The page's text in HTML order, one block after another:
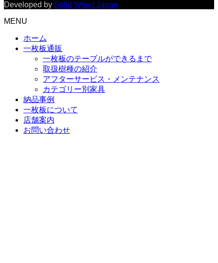
Developed by Solid Wood Japan
MENU
ホーム
一枚板通販
一枚板のテーブルができるまで
取扱樹種の紹介
アフターサービス・メンテナンス
カテゴリー別家具
納品事例
一枚板について
店舗案内
お問い合わせ